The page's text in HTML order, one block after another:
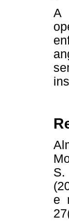
A
S.
e